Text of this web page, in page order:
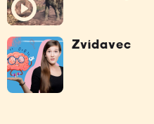
Zvídavec